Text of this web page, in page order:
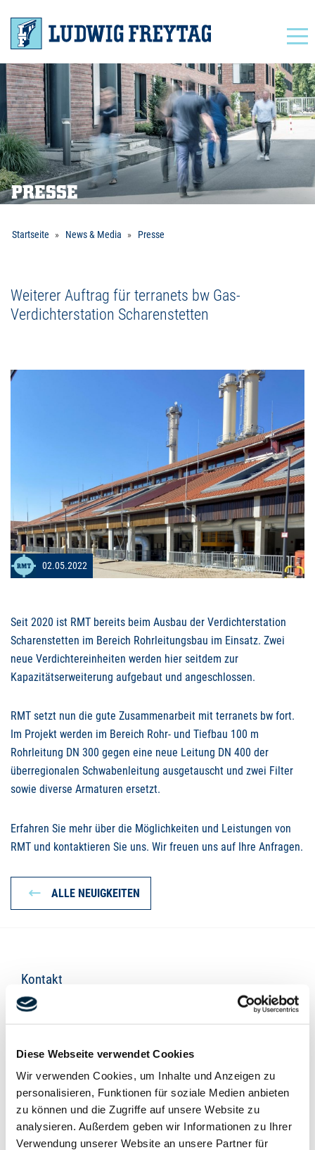
Diese Webseite verwendet Cookies
Wir verwenden Cookies, um Inhalte und Anzeigen zu
personalisieren, Funktionen für soziale Medien anbieten
zu können und die Zugriffe auf unsere Website zu
analysieren. Außerdem geben wir Informationen zu Ihrer
Verwendung unserer Website an unsere Partner für
PRESSE
Startseite News & Media Presse
Weiterer Auftrag für terranets bw Gas-
Verdichterstation Scharenstetten
02.05.2022
Seit 2020 ist RMT bereits beim Ausbau der Verdichterstation
Scharenstetten im Bereich Rohrleitungsbau im Einsatz. Zwei
neue Verdichtereinheiten werden hier seitdem zur
Kapazitätserweiterung aufgebaut und angeschlossen.
RMT setzt nun die gute Zusammenarbeit mit terranets bw fort.
Im Projekt werden im Bereich Rohr- und Tiefbau 100 m
Rohrleitung DN 300 gegen eine neue Leitung DN 400 der
überregionalen Schwabenleitung ausgetauscht und zwei Filter
sowie diverse Armaturen ersetzt.
Erfahren Sie mehr über die Möglichkeiten und Leistungen von
RMT und kontaktieren Sie uns. Wir freuen uns auf Ihre Anfragen.
ALLE NEUIGKEITEN
Kontakt